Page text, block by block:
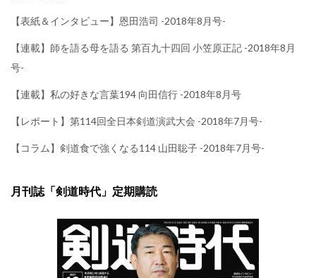
【表紙＆インタビュー】恩田浩司 -2018年8月号-
【連載】師を語る母を語る 第百九十四回 小笠原正記 -2018年8月
号-
【連載】私の好きな言葉194 向田信行 -2018年8月号
【レポート】第114回全日本剣道演武大会 -2018年7月号-
【コラム】剣道食で強くなる114 山田聡子 -2018年7月号-
月刊誌「剣道時代」定期購読